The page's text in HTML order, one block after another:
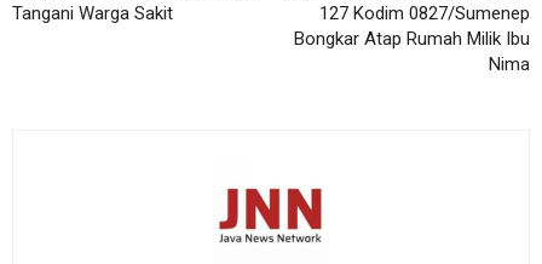
Tangani Warga Sakit
127 Kodim 0827/Sumenep
Bongkar Atap Rumah Milik Ibu
Nima